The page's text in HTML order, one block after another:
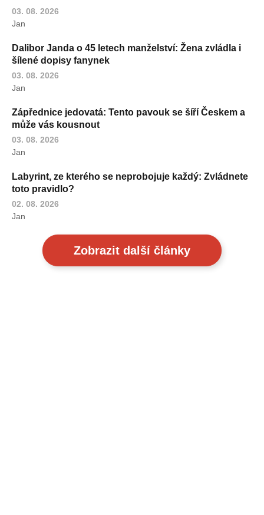
03. 08. 2026
Jan
Dalibor Janda o 45 letech manželství: Žena zvládla i
šílené dopisy fanynek
03. 08. 2026
Jan
Zápřednice jedovatá: Tento pavouk se šíří Českem a
může vás kousnout
03. 08. 2026
Jan
Labyrint, ze kterého se neprobojuje každý: Zvládnete
toto pravidlo?
02. 08. 2026
Jan
Zobrazit další články